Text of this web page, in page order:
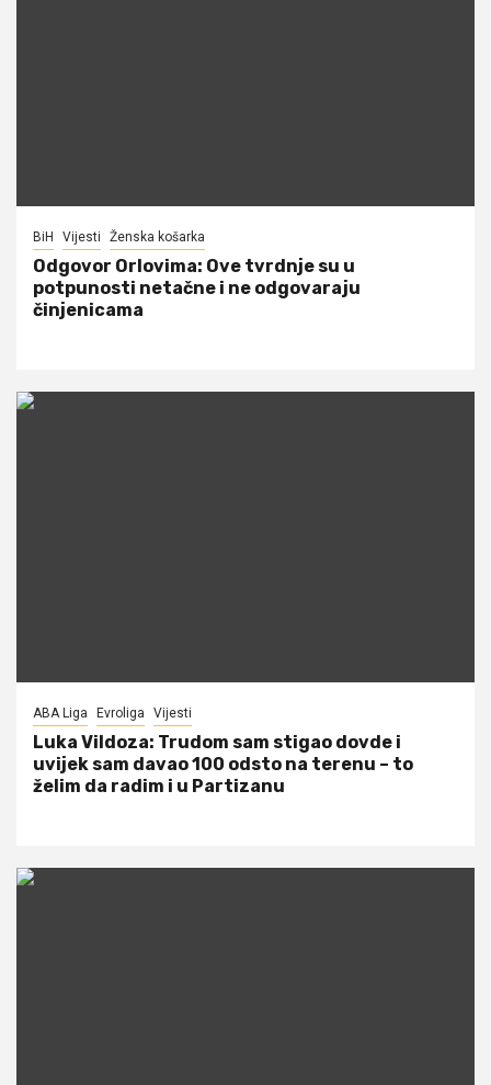
BiH Vijesti Ženska košarka
Odgovor Orlovima: ​Ove tvrdnje su u
potpunosti netačne i ne odgovaraju
činjenicama
ABA Liga Evroliga Vijesti
Luka Vildoza: Trudom sam stigao dovde i
uvijek sam davao 100 odsto na terenu – to
želim da radim i u Partizanu